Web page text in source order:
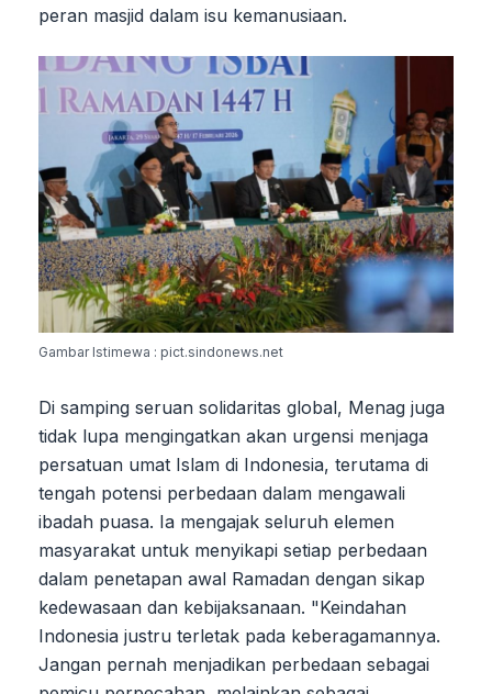
peran masjid dalam isu kemanusiaan.
Gambar Istimewa : pict.sindonews.net
Di samping seruan solidaritas global, Menag juga
tidak lupa mengingatkan akan urgensi menjaga
persatuan umat Islam di Indonesia, terutama di
tengah potensi perbedaan dalam mengawali
ibadah puasa. Ia mengajak seluruh elemen
masyarakat untuk menyikapi setiap perbedaan
dalam penetapan awal Ramadan dengan sikap
kedewasaan dan kebijaksanaan. "Keindahan
Indonesia justru terletak pada keberagamannya.
Jangan pernah menjadikan perbedaan sebagai